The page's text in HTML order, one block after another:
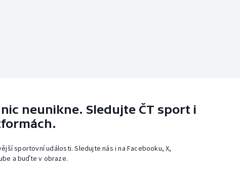
neunikne. Sledujte ČT sport i
sportovní události. Sledujte nás i na Facebooku, X,
a buďte v obraze.